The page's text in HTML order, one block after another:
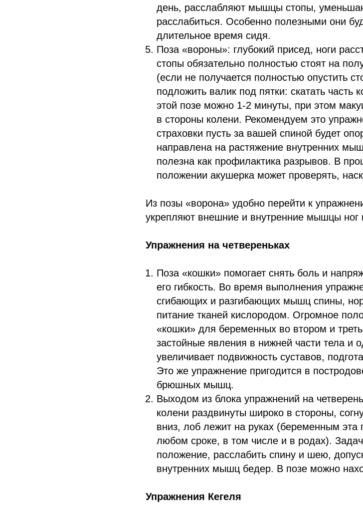
день, расслабляют мышцы стопы,
расслабиться. Особенно полезными они
длительное время сидя.
Поза «вороны»: глубокий присед, ноги
стопы обязательно полностью стоят на
(если не получается полностью опустить
подложить валик под пятки: скатать часть
этой позе можно 1-2 минуты, при этом
в стороны колени. Рекомендуем это
страховки пусть за вашей спиной будет
направлена на растяжение внутренних
полезна как профилактика разрывов. В
положении акушерка может проверять,
Из позы «ворона» удобно перейти к
укрепляют внешние и внутренние мышцы ног
Упражнения на четвереньках
Поза «кошки» помогает снять боль и
его гибкость. Во время выполнения
сгибающих и разгибающих мышц спины,
питание тканей кислородом. Огромное
«кошки» для беременных во втором и
застойные явления в нижней части тела и
увеличивает подвижность суставов,
Это же упражнение пригодится в
брюшных мышц.
Выходом из блока упражнений на
колени раздвинуты широко в стороны,
вниз, лоб лежит на руках (беременным эта
любом сроке, в том числе и в родах).
положение, расслабить спину и шею,
внутренних мышц бедер. В позе можно
Упражнения Кегеля